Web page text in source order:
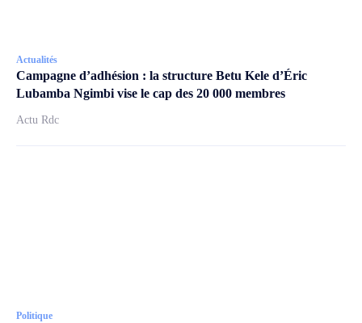
Actualités
Campagne d’adhésion : la structure Betu Kele d’Éric
Lubamba Ngimbi vise le cap des 20 000 membres
Actu Rdc
Politique